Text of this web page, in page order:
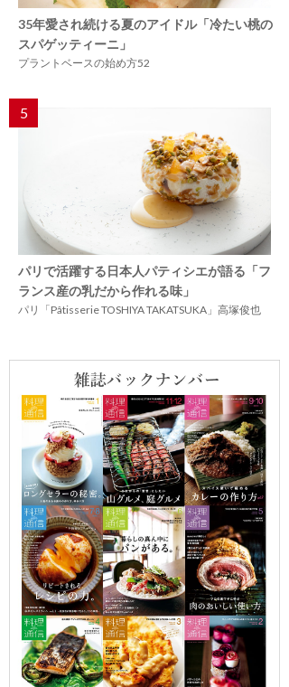
35年愛され続ける夏のアイドル「冷たい桃の
スパゲッティーニ」
プラントベースの始め方52
5
パリで活躍する日本人パティシエが語る「フ
ランス産の乳だから作れる味」
パリ「Pâtisserie TOSHIYA TAKATSUKA」高塚俊也